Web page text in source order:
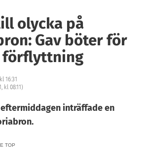
olycka på
Gav böter för
16:31
kl 08:11)
eftermiddagen inträffade en
TOP